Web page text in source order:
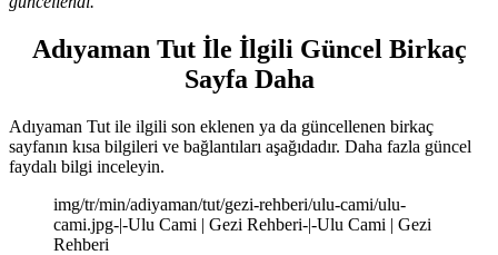
Adıyaman Tut İle İlgili Güncel Birkaç
Sayfa Daha
Adıyaman Tut ile ilgili son eklenen ya da güncellenen birkaç
sayfanın kısa bilgileri ve bağlantıları aşağıdadır. Daha fazla güncel
faydalı bilgi inceleyin.
img/tr/min/adiyaman/tut/gezi-rehberi/ulu-cami/ulu-
cami.jpg-|-Ulu Cami | Gezi Rehberi-|-Ulu Cami | Gezi
Rehberi